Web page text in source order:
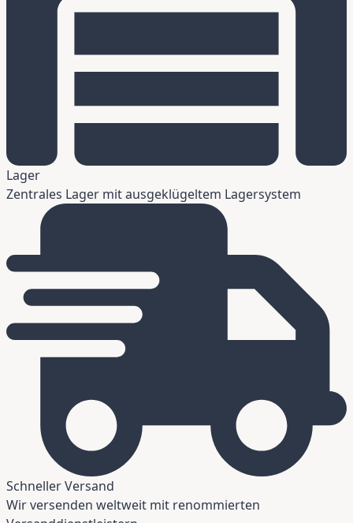
Lager
Zentrales Lager mit ausgeklügeltem Lagersystem
Schneller Versand
Wir versenden weltweit mit renommierten